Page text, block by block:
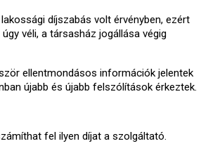
díjszabás volt érvényben, ezért
véli, a társasház jogállása végig
ellentmondásos információk jelentek
újabb és újabb felszólítások érkeztek.
fel ilyen díjat a szolgáltató.